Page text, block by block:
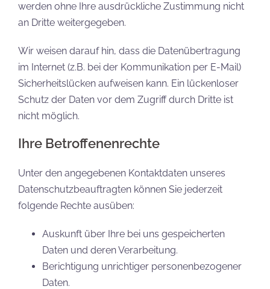
werden ohne Ihre ausdrückliche Zustimmung nicht
an Dritte weitergegeben.
Wir weisen darauf hin, dass die Datenübertragung
im Internet (z.B. bei der Kommunikation per E-Mail)
Sicherheitslücken aufweisen kann. Ein lückenloser
Schutz der Daten vor dem Zugriff durch Dritte ist
nicht möglich.
Ihre Betroffenenrechte
Unter den angegebenen Kontaktdaten unseres
Datenschutzbeauftragten können Sie jederzeit
folgende Rechte ausüben:
Auskunft über Ihre bei uns gespeicherten
Daten und deren Verarbeitung.
Berichtigung unrichtiger personenbezogener
Daten.